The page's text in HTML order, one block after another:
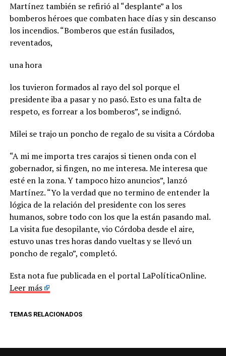
Martínez también se refirió al “desplante” a los
bomberos héroes que combaten hace días y sin descanso
los incendios. “Bomberos que están fusilados,
reventados,
una hora
los tuvieron formados al rayo del sol porque el
presidente iba a pasar y no pasó. Esto es una falta de
respeto, es forrear a los bomberos”, se indignó.
Milei se trajo un poncho de regalo de su visita a Córdoba
“A mi me importa tres carajos si tienen onda con el
gobernador, si fingen, no me interesa. Me interesa que
esté en la zona. Y tampoco hizo anuncios”, lanzó
Martínez. “Yo la verdad que no termino de entender la
lógica de la relación del presidente con los seres
humanos, sobre todo con los que la están pasando mal.
La visita fue desopilante, vio Córdoba desde el aire,
estuvo unas tres horas dando vueltas y se llevó un
poncho de regalo”, completó.
Esta nota fue publicada en el portal LaPolíticaOnline.
Leer más
TEMAS RELACIONADOS